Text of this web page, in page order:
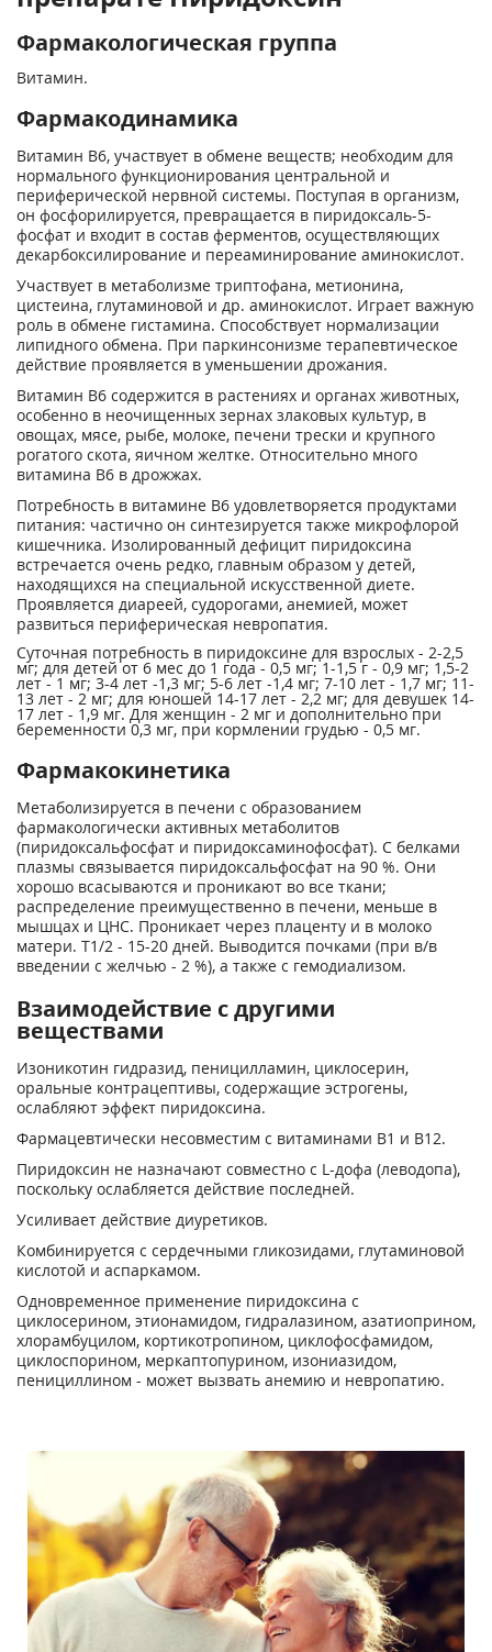
Фармакологическая группа
Витамин.
Фармакодинамика
Витамин В6, участвует в обмене веществ; необходим для
нормального функционирования центральной и
периферической нервной системы. Поступая в организм,
он фосфорилируется, превращается в пиридоксаль-5-
фосфат и входит в состав ферментов, осуществляющих
декарбоксилирование и переаминирование аминокислот.
Участвует в метаболизме триптофана, метионина,
цистеина, глутаминовой и др. аминокислот. Играет важную
роль в обмене гистамина. Способствует нормализации
липидного обмена. При паркинсонизме терапевтическое
действие проявляется в уменьшении дрожания.
Витамин В6 содержится в растениях и органах животных,
особенно в неочищенных зернах злаковых культур, в
овощах, мясе, рыбе, молоке, печени трески и крупного
рогатого скота, яичном желтке. Относительно много
витамина В6 в дрожжах.
Потребность в витамине В6 удовлетворяется продуктами
питания: частично он синтезируется также микрофлорой
кишечника. Изолированный дефицит пиридоксина
встречается очень редко, главным образом у детей,
находящихся на специальной искусственной диете.
Проявляется диареей, судорогами, анемией, может
развиться периферическая невропатия.
Суточная потребность в пиридоксине для взрослых - 2-2,5
мг; для детей от 6 мес до 1 года - 0,5 мг; 1-1,5 г - 0,9 мг; 1,5-2
лет - 1 мг; 3-4 лет -1,3 мг; 5-6 лет -1,4 мг; 7-10 лет - 1,7 мг; 11-
13 лет - 2 мг; для юношей 14-17 лет - 2,2 мг; для девушек 14-
17 лет - 1,9 мг. Для женщин - 2 мг и дополнительно при
беременности 0,3 мг, при кормлении грудью - 0,5 мг.
Фармакокинетика
Метаболизируется в печени с образованием
фармакологически активных метаболитов
(пиридоксальфосфат и пиридоксаминофосфат). С белками
плазмы связывается пиридоксальфосфат на 90 %. Они
хорошо всасываются и проникают во все ткани;
распределение преимущественно в печени, меньше в
мышцах и ЦНС. Проникает через плаценту и в молоко
матери. Т1/2 - 15-20 дней. Выводится почками (при в/в
введении с желчью - 2 %), а также с гемодиализом.
Взаимодействие с другими
веществами
Изоникотин гидразид, пеницилламин, циклосерин,
оральные контрацептивы, содержащие эстрогены,
ослабляют эффект пиридоксина.
Фармацевтически несовместим с витаминами В1 и В12.
Пиридоксин не назначают совместно с L-дофа (леводопа),
поскольку ослабляется действие последней.
Усиливает действие диуретиков.
Комбинируется с сердечными гликозидами, глутаминовой
кислотой и аспаркамом.
Одновременное применение пиридоксина с
циклосерином, этионамидом, гидралазином, азатиоприном,
хлорамбуцилом, кортикотропином, циклофосфамидом,
циклоспорином, меркаптопурином, изониазидом,
пенициллином - может вызвать анемию и невропатию.